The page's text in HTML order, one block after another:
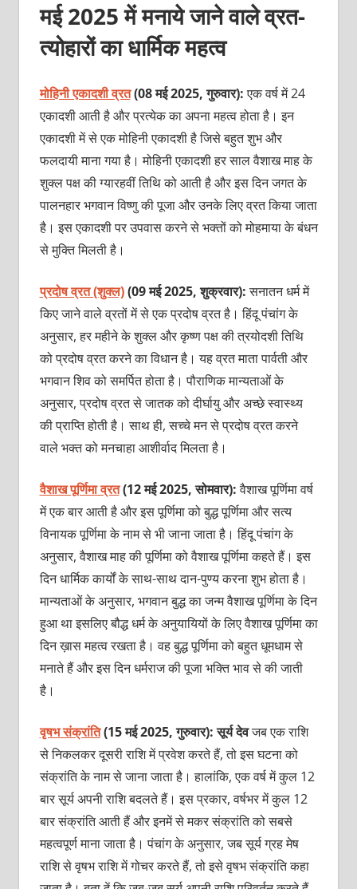
मई 2025 में मनाये जाने वाले व्रत-
त्योहारों का धार्मिक महत्व
मोहिनी एकादशी व्रत(08 मई 2025, गुरुवार):एकवर्ष में 24
एकादशी आती है और प्रत्येक का अपना महत्व होता है। इन
एकादशी में से एक मोहिनी एकादशी है जिसे बहुत शुभ और
फलदायी माना गया है। मोहिनी एकादशी हर साल वैशाख माह के
शुक्ल पक्ष की ग्यारहवीं तिथि को आती है और इस दिन जगत के
पालनहार भगवान विष्णु की पूजा और उनके लिए व्रत किया जाता
है। इस एकादशी पर उपवास करने से भक्तों को मोहमाया के बंधन
से मुक्ति मिलती है।
प्रदोष व्रत (शुक्ल) (09 मई 2025, शुक्रवार):सनातन धर्म में
किए जाने वाले व्रतों में से एक प्रदोष व्रत है। हिंदू पंचांग के
अनुसार, हर महीने के शुक्ल और कृष्ण पक्ष की त्रयोदशी तिथि
को प्रदोष व्रत करने का विधान है। यह व्रत माता पार्वती और
भगवान शिव को समर्पित होता है। पौराणिक मान्यताओं के
अनुसार, प्रदोष व्रत से जातक को दीर्घायु और अच्छे स्वास्थ्य
की प्राप्ति होती है। साथ ही, सच्चे मन से प्रदोष व्रत करने
वाले भक्त को मनचाहा आशीर्वाद मिलता है।
वैशाख पूर्णिमा व्रत(12 मई 2025, सोमवार):वैशाख पूर्णिमा वर्ष
में एक बार आती है और इस पूर्णिमा को बुद्ध पूर्णिमा और सत्य
विनायक पूर्णिमा के नाम से भी जाना जाता है। हिंदू पंचांग के
अनुसार, वैशाख माह की पूर्णिमा को वैशाख पूर्णिमा कहते हैं। इस
दिन धार्मिक कार्यों के साथ-साथ दान-पुण्य करना शुभ होता है।
मान्यताओं के अनुसार, भगवान बुद्ध का जन्म वैशाख पूर्णिमा के दिन
हुआ था इसलिए बौद्ध धर्म के अनुयायियों के लिए वैशाख पूर्णिमा का
दिन ख़ास महत्व रखता है। वह बुद्ध पूर्णिमा को बहुत धूमधाम से
मनाते हैं और इस दिन धर्मराज की पूजा भक्ति भाव से की जाती
है।
वृषभ संक्रांति(15 मई 2025, गुरुवार): सूर्य देवजब एक राशि
से निकलकर दूसरी राशि में प्रवेश करते हैं, तो इस घटना को
संक्रांति के नाम से जाना जाता है। हालांकि, एक वर्ष में कुल 12
बार सूर्य अपनी राशि बदलते हैं। इस प्रकार, वर्षभर में कुल 12
बार संक्रांति आती हैं और इनमें से मकर संक्रांति को सबसे
महत्वपूर्ण माना जाता है। पंचांग के अनुसार, जब सूर्य ग्रह मेष
राशि से वृषभ राशि में गोचर करते हैं, तो इसे वृषभ संक्रांति कहा